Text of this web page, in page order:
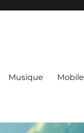
Musique Mobile